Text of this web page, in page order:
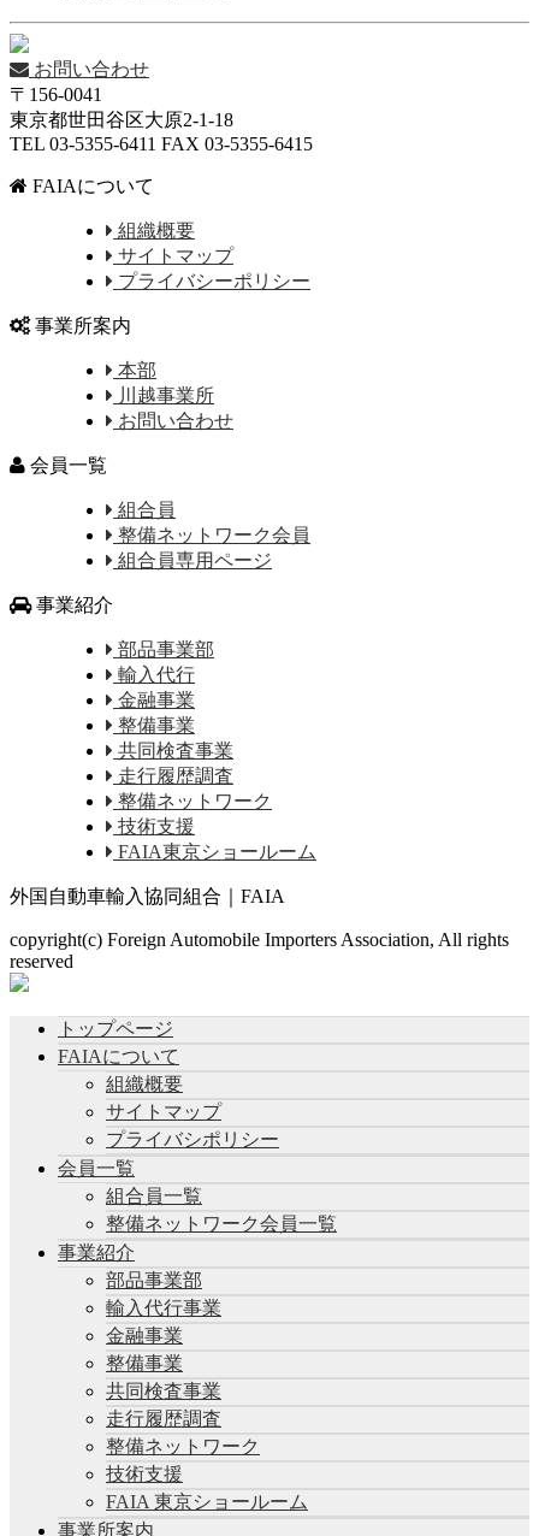
お問い合わせ
〒156-0041
東京都世田谷区大原2-1-18
TEL 03-5355-6411 FAX 03-5355-6415
FAIAについて
組織概要
サイトマップ
プライバシーポリシー
事業所案内
本部
川越事業所
お問い合わせ
会員一覧
組合員
整備ネットワーク会員
組合員専用ページ
事業紹介
部品事業部
輸入代行
金融事業
整備事業
共同検査事業
走行履歴調査
整備ネットワーク
技術支援
FAIA東京ショールーム
外国自動車輸入協同組合｜FAIA
copyright(c) Foreign Automobile Importers Association, All rights
reserved
トップページ
FAIAについて
組織概要
サイトマップ
プライバシポリシー
会員一覧
組合員一覧
整備ネットワーク会員一覧
事業紹介
部品事業部
輸入代行事業
金融事業
整備事業
共同検査事業
走行履歴調査
整備ネットワーク
技術支援
FAIA 東京ショールーム
事業所案内